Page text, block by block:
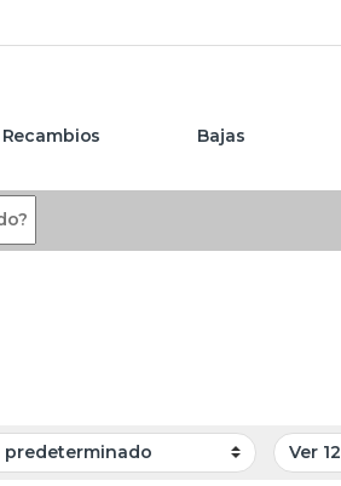
Recambios Bajas